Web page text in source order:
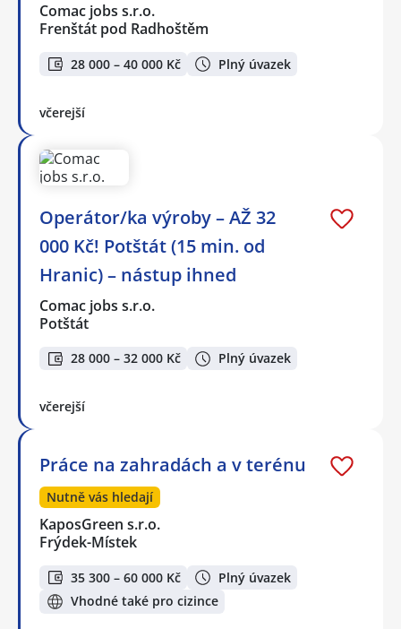
Comac jobs s.r.o.
Frenštát pod Radhoštěm
28 000 – 40 000 Kč Plný úvazek
včerejší
Operátor/ka výroby – AŽ 32
000 Kč! Potštát (15 min. od
Hranic) – nástup ihned
Comac jobs s.r.o.
Potštát
28 000 – 32 000 Kč Plný úvazek
včerejší
Práce na zahradách a v terénu
Nutně vás hledají
KaposGreen s.r.o.
Frýdek-Místek
35 300 – 60 000 Kč
Plný úvazek
Vhodné také pro cizince